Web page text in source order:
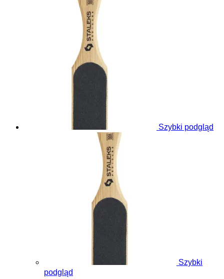
Szybki podgląd
Szybki
podgląd